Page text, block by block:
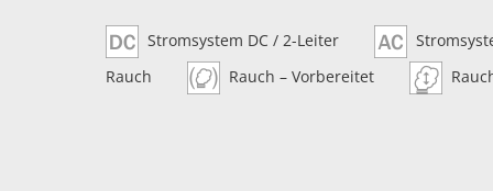
Stromsystem DC / 2-Leiter
Rauch
Rauch – Vorbereitet